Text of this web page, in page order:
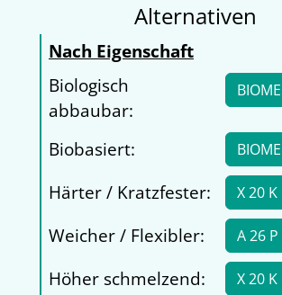
Alternativen
Nach Eigenschaft
Biologisch
abbaubar:
Biobasiert:
Härter / Kratzfester: X 20 K
Weicher / Flexibler: A 26 P
Höher schmelzend: X 20 K